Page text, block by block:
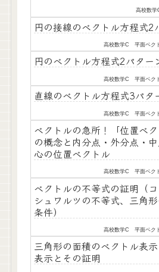
高校数
円の接線のベクトル方程式2
高校数学C 平面ベク
円のベクトル方程式2パター
高校数学C 平面ベク
直線のベクトル方程式3パタ
高校数学C 平面ベク
ベクトルの急所！「位置ベク
の概念と内分点・外分点・
心の位置ベクトル
高校数学C 平面ベク
ベクトルの不等式の証明（
シュワルツの不等式、三角
条件）
高校数学C 平面ベク
三角形の面積のベクトル表
表示とその証明